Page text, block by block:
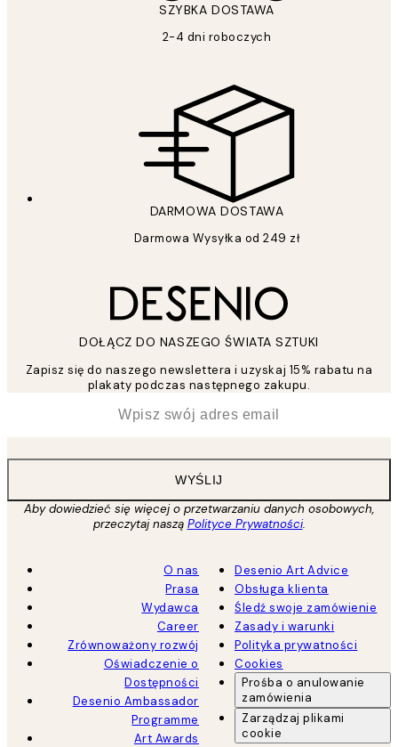
SZYBKA DOSTAWA
2-4 dni roboczych
DARMOWA DOSTAWA
Darmowa Wysyłka od 249 zł
DOŁĄCZ DO NASZEGO ŚWIATA SZTUKI
Zapisz się do naszego newslettera i uzyskaj 15% rabatu na
plakaty podczas następnego zakupu.
WYŚLIJ
Aby dowiedzieć się więcej o przetwarzaniu danych osobowych,
przeczytaj naszą Polityce Prywatności.
O nas
Prasa
Wydawca
Career
Zrównoważony rozwój
Oświadczenie o
Dostępności
Desenio Ambassador
Programme
Art Awards
Desenio Art Advice
Obsługa klienta
Śledź swoje zamówienie
Zasady i warunki
Polityka prywatności
Cookies
Prośba o anulowanie
zamówienia
Zarządzaj plikami
cookie